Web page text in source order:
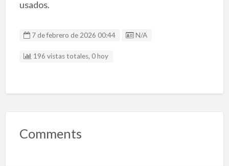
usados.
7 de febrero de 2026 00:44 Listing ID
N/A
196 vistas totales, 0 hoy
Comments